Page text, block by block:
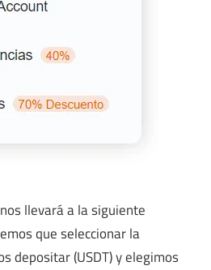
llevará a la siguiente
que seleccionar la
depositar (USDT) y elegimos